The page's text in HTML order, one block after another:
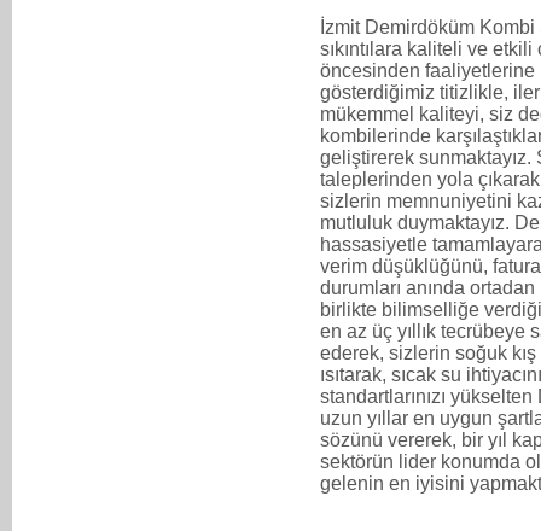
İzmit Demirdöküm Kombi
sıkıntılara kaliteli ve
öncesinden faaliyetlerine
gösterdiğimiz titizlikle,
mükemmel kaliteyi, siz
kombilerinde
geliştirerek
taleplerinden yola çıkarak
sizlerin memnuniyetini
mutluluk duymaktayız.
hassasiyetle
verim düşüklüğünü,
durumları anında
birlikte bilimselliğe
en az üç yıllık
ederek, sizlerin soğuk
ısıtarak, sıcak su
standartlarınızı
uzun yıllar en uygun
sözünü vererek, bir yıl
sektörün lider konumda
gelenin en iyisini